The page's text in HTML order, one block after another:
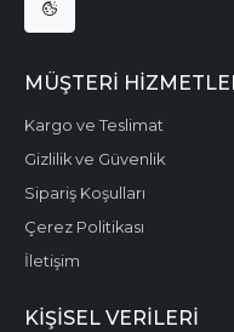
MÜŞTERI
Kargo ve Teslimat
Gizlilik ve Güvenlik
Sipariş Koşulları
Çerez Politikası
İletişim
KIŞISEL VERILERI